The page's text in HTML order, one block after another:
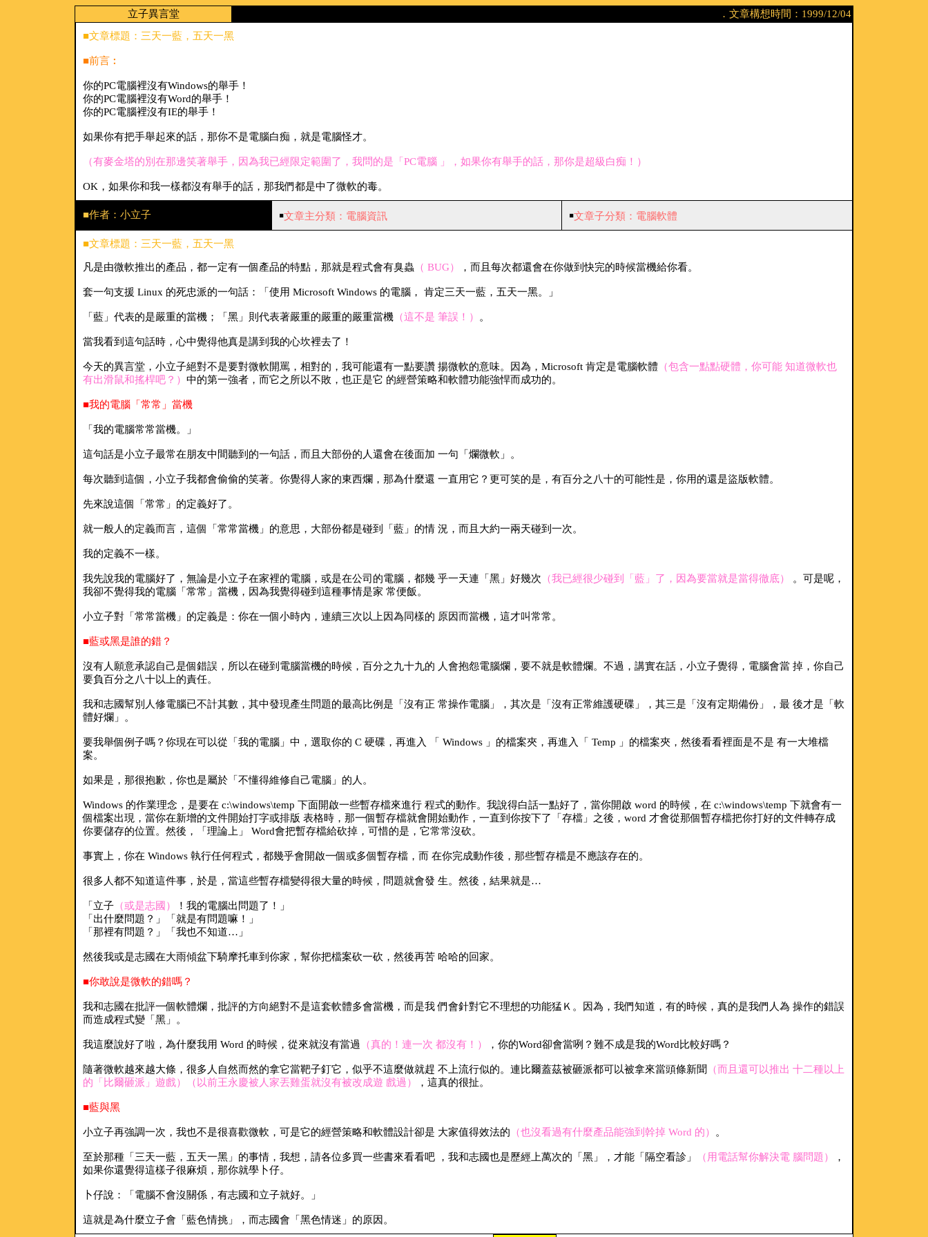
立子異言堂
．文章構想時間：1999/12/04
■文章標題：三天一藍，五天一黑
■前言︰
你的PC電腦裡沒有Windows的舉手！
你的PC電腦裡沒有Word的舉手！
你的PC電腦裡沒有IE的舉手！
如果你有把手舉起來的話，那你不是電腦白痴，就是電腦怪才。
（有麥金塔的別在那邊笑著舉手，因為我已經限定範圍了，我問的是「PC電腦 」，如果你有舉手的話，那你是超級白痴！）
OK，如果你和我一樣都沒有舉手的話，那我們都是中了微軟的毒。
■作者：小立子 ￭文章主分類：電腦資訊 ￭文章子分類：電腦軟體
■文章標題：三天一藍，五天一黑
凡是由微軟推出的產品，都一定有一個產品的特點，那就是程式會有臭蟲 （ BUG） ，而且每次都還會在你做到快完的時候當機給你看。
套一句支援 Linux 的死忠派的一句話：「使用 Microsoft Windows 的電腦， 肯定三天一藍，五天一黑。」
「藍」代表的是嚴重的當機；「黑」則代表著嚴重的嚴重的嚴重當機 （這不是 筆誤！） 。
當我看到這句話時，心中覺得他真是講到我的心坎裡去了！
今天的異言堂，小立子絕對不是要對微軟開罵，相對的，我可能還有一點要讚 揚微軟的意味。因為，Microsoft 肯定是電腦軟體 （包含一點點硬體，你可能 知道微軟也
有出滑鼠和搖桿吧？） 中的第一強者，而它之所以不敗，也正是它 的經營策略和軟體功能強悍而成功的。
■我的電腦「常常」當機
「我的電腦常常當機。」
這句話是小立子最常在朋友中間聽到的一句話，而且大部份的人還會在後面加 一句「爛微軟」。
每次聽到這個，小立子我都會偷偷的笑著。你覺得人家的東西爛，那為什麼還 一直用它？更可笑的是，有百分之八十的可能性是，你用的還是盜版軟體。
先來說這個「常常」的定義好了。
就一般人的定義而言，這個「常常當機」的意思，大部份都是碰到「藍」的情 況，而且大約一兩天碰到一次。
我的定義不一樣。
我先說我的電腦好了，無論是小立子在家裡的電腦，或是在公司的電腦，都幾 乎一天連「黑」好幾次 （我已經很少碰到「藍」了，因為要當就是當得徹底）
。可是呢，
我卻不覺得我的電腦「常常」當機，因為我覺得碰到這種事情是家 常便飯。
小立子對「常常當機」的定義是：你在一個小時內，連續三次以上因為同樣的 原因而當機，這才叫常常。
■藍或黑是誰的錯？
沒有人願意承認自己是個錯誤，所以在碰到電腦當機的時候，百分之九十九的 人會抱怨電腦爛，要不就是軟體爛。不過，講實在話，小立子覺得，電腦會當 掉，你自己
要負百分之八十以上的責任。
我和志國幫別人修電腦已不計其數，其中發現產生問題的最高比例是「沒有正 常操作電腦」，其次是「沒有正常維護硬碟」，其三是「沒有定期備份」，最 後才是「軟
體好爛」。
要我舉個例子嗎？你現在可以從「我的電腦」中，選取你的 C 硬碟，再進入 「 Windows 」的檔案夾，再進入「 Temp 」的檔案夾，然後看看裡面是不是 有一大堆檔
案。
如果是，那很抱歉，你也是屬於「不懂得維修自己電腦」的人。
Windows 的作業理念，是要在 c:\windows\temp 下面開啟一些暫存檔來進行 程式的動作。我說得白話一點好了，當你開啟 word 的時候，在 c:\windows\temp 下就會有一
個檔案出現，當你在新增的文件開始打字或排版 表格時，那一個暫存檔就會開始動作，一直到你按下了「存檔」之後，word 才會從那個暫存檔把你打好的文件轉存成
你要儲存的位置。然後，「理論上」 Word會把暫存檔給砍掉，可惜的是，它常常沒砍。
事實上，你在 Windows 執行任何程式，都幾乎會開啟一個或多個暫存檔，而 在你完成動作後，那些暫存檔是不應該存在的。
很多人都不知道這件事，於是，當這些暫存檔變得很大量的時候，問題就會發 生。然後，結果就是…
「立子 （或是志國）
！我的電腦出問題了！」
「出什麼問題？」「就是有問題嘛！」
「那裡有問題？」「我也不知道…」
然後我或是志國在大雨傾盆下騎摩托車到你家，幫你把檔案砍一砍，然後再苦 哈哈的回家。
■你敢說是微軟的錯嗎？
我和志國在批評一個軟體爛，批評的方向絕對不是這套軟體多會當機，而是我 們會針對它不理想的功能猛Ｋ。因為，我們知道，有的時候，真的是我們人為 操作的錯誤
而造成程式變「黑」。
我這麼說好了啦，為什麼我用 Word 的時候，從來就沒有當過 （真的！連一次 都沒有！） ，你的Word卻會當咧？難不成是我的Word比較好嗎？
隨著微軟越來越大條，很多人自然而然的拿它當靶子釘它，似乎不這麼做就趕 不上流行似的。連比爾蓋茲被砸派都可以被拿來當頭條新聞 （而且還可以推出 十二種以上
的「比爾砸派」遊戲）（以前王永慶被人家丟雞蛋就沒有被改成遊 戲過）
，這真的很扯。
■藍與黑
小立子再強調一次，我也不是很喜歡微軟，可是它的經營策略和軟體設計卻是 大家值得效法的 （也沒看過有什麼產品能強到幹掉 Word 的） 。
至於那種「三天一藍，五天一黑」的事情，我想，請各位多買一些書來看看吧 ，我和志國也是歷經上萬次的「黑」，才能「隔空看診」 （用電話幫你解決電 腦問題）
，
如果你還覺得這樣子很麻煩，那你就學卜仔。
卜仔說：「電腦不會沒關係，有志國和立子就好。」
這就是為什麼立子會「藍色情挑」，而志國會「黑色情迷」的原因。